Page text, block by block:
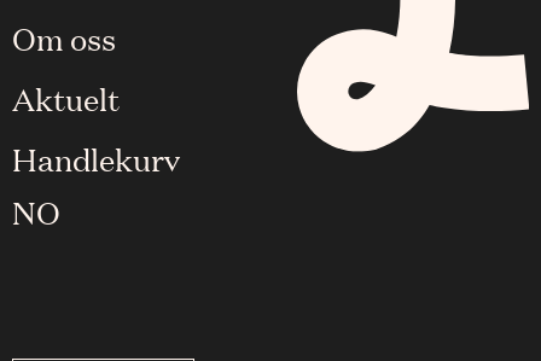
Om oss
Aktuelt
Handlekurv
NO